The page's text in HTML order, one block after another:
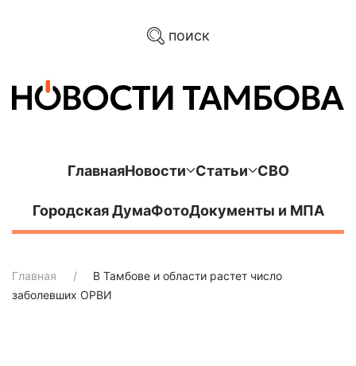
поиск
ГлавнаяНовости Статьи СВО
Городская ДумаФотоДокументы и МПА
Главная
В Тамбове и области растет число
заболевших ОРВИ